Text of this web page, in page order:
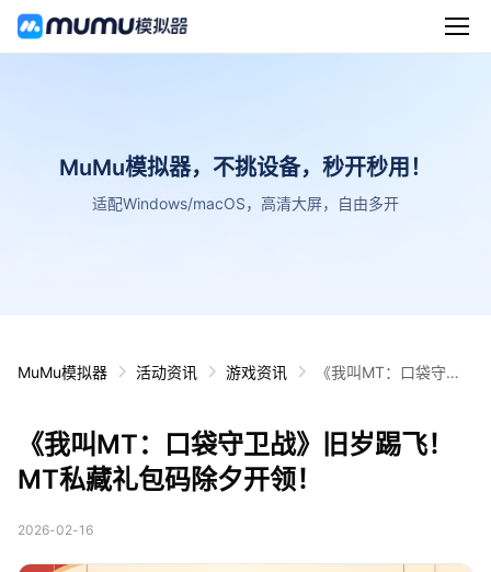
MuMu模拟器，不挑设备，秒开秒用！
适配Windows/macOS，高清大屏，自由多开
MuMu模拟器 活动资讯 游戏资讯
《我叫MT：口袋守卫
《我叫MT：口袋守卫战》旧岁踢飞！
MT私藏礼包码除夕开领！
2026-02-16